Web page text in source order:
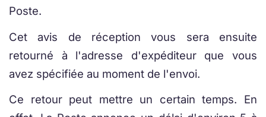
Poste.
Cet avis de réception vous sera ensuite
retourné à l'adresse d'expéditeur que vous
avez spécifiée au moment de l'envoi.
Ce retour peut mettre un certain temps. En